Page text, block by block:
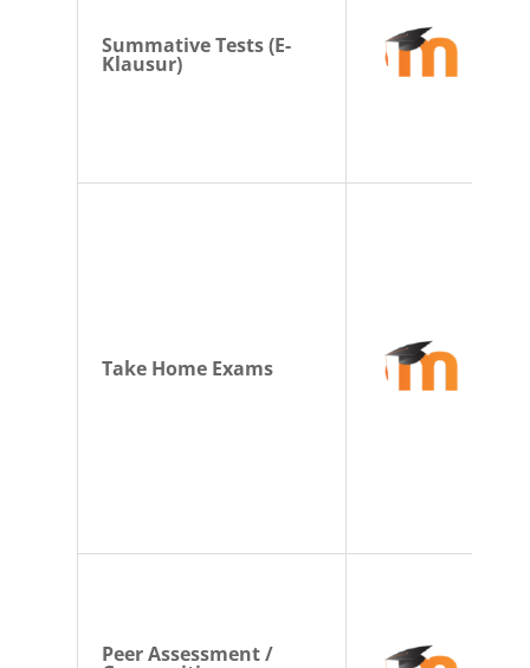
Summative Tests (E-
Klausur)
Take Home Exams
Peer Assessment /